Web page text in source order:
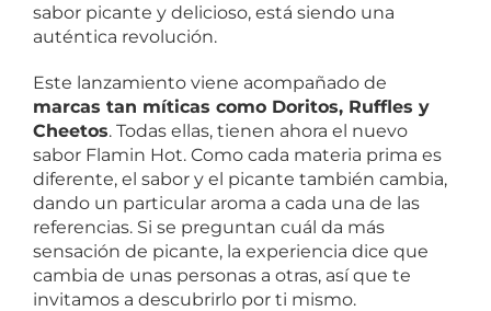
sabor picante y delicioso, está siendo una
auténtica revolución.
Este lanzamiento viene acompañado de
marcas tan míticas como Doritos, Ruffles y
Cheetos. Todas ellas, tienen ahora el nuevo
sabor Flamin Hot. Como cada materia prima es
diferente, el sabor y el picante también cambia,
dando un particular aroma a cada una de las
referencias. Si se preguntan cuál da más
sensación de picante, la experiencia dice que
cambia de unas personas a otras, así que te
invitamos a descubrirlo por ti mismo.